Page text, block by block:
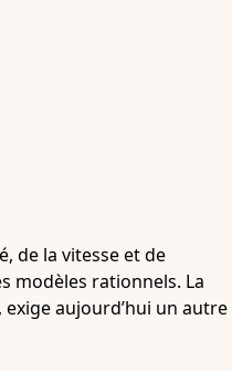
de la vitesse et de
modèles rationnels. La
aujourd’hui un autre